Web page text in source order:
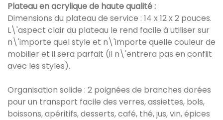
Plateau en acrylique de haute qualité :
Dimensions du plateau de service : 14 x 12 x 2 pouces.
L\'aspect clair du plateau le rend facile à utiliser sur
n\'importe quel style et n\'importe quelle couleur de
mobilier et il sera parfait (il n\'entrera pas en conflit
avec les styles).
Organisation solide : 2 poignées de branches dorées
pour un transport facile des verres, assiettes, bols,
boissons, apéritifs, desserts, café, thé, jus, vin, épices